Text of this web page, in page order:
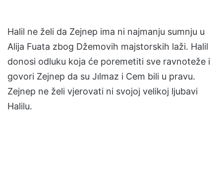
Halil ne želi da Zejnep ima ni najmanju sumnju u
Alija Fuata zbog Džemovih majstorskih laži. Halil
donosi odluku koja će poremetiti sve ravnoteže i
govori Zejnep da su Jılmaz i Cem bili u pravu.
Zejnep ne želi vjerovati ni svojoj velikoj ljubavi
Halilu.